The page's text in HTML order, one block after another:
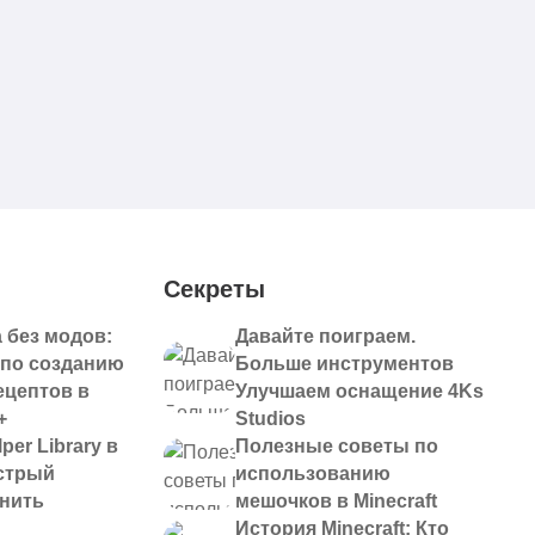
без модов:
созданию
в
Library в
Секреты
Давайте поиграем.
Больше инструментов
Улучшаем оснащение 4Ks
Studios
Полезные советы по
использованию
мешочков в Minecraft
История Minecraft: Кто